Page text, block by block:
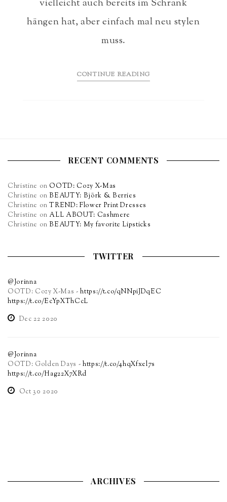
vielleicht auch bereits im Schrank
hängen hat, aber einfach mal neu stylen
muss.
CONTINUE READING
RECENT COMMENTS
Christine on OOTD: Cozy X-Mas
Christine on BEAUTY: Björk & Berries
Christine onTREND: Flower Print Dresses
Christine on ALL ABOUT: Cashmere
Christine on BEAUTY: My favorite Lipsticks
TWITTER
@Jorinna
OOTD: Cozy X-Mas -https://t.co/qNNpiJDqEC
https://t.co/EcYpXThCcL
Dec 22 2020
@Jorinna
OOTD: Golden Days - https://t.co/4hqXfxel7s
https://t.co/Hag22X7XRd
Oct 30 2020
ARCHIVES